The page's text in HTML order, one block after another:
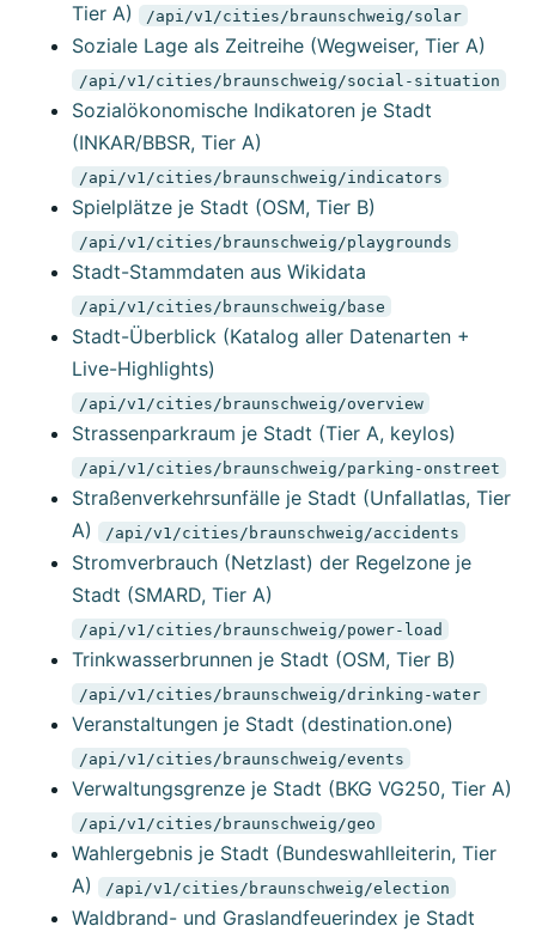
Tier A)
/api/v1/cities/braunschweig/solar
Soziale Lage als Zeitreihe (Wegweiser, Tier A)
/api/v1/cities/braunschweig/social-situation
Sozialökonomische Indikatoren je Stadt
(INKAR/BBSR, Tier A)
/api/v1/cities/braunschweig/indicators
Spielplätze je Stadt (OSM, Tier B)
/api/v1/cities/braunschweig/playgrounds
Stadt-Stammdaten aus Wikidata
/api/v1/cities/braunschweig/base
Stadt-Überblick (Katalog aller Datenarten +
Live-Highlights)
/api/v1/cities/braunschweig/overview
Strassenparkraum je Stadt (Tier A, keylos)
/api/v1/cities/braunschweig/parking-onstreet
Straßenverkehrsunfälle je Stadt (Unfallatlas, Tier
A)
/api/v1/cities/braunschweig/accidents
Stromverbrauch (Netzlast) der Regelzone je
Stadt (SMARD, Tier A)
/api/v1/cities/braunschweig/power-load
Trinkwasserbrunnen je Stadt (OSM, Tier B)
/api/v1/cities/braunschweig/drinking-water
Veranstaltungen je Stadt (destination.one)
/api/v1/cities/braunschweig/events
Verwaltungsgrenze je Stadt (BKG VG250, Tier A)
/api/v1/cities/braunschweig/geo
Wahlergebnis je Stadt (Bundeswahlleiterin, Tier
A)
/api/v1/cities/braunschweig/election
Waldbrand- und Graslandfeuerindex je Stadt